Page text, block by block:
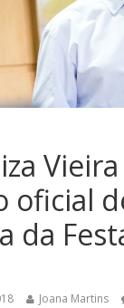
oficial
da
Joana Martins